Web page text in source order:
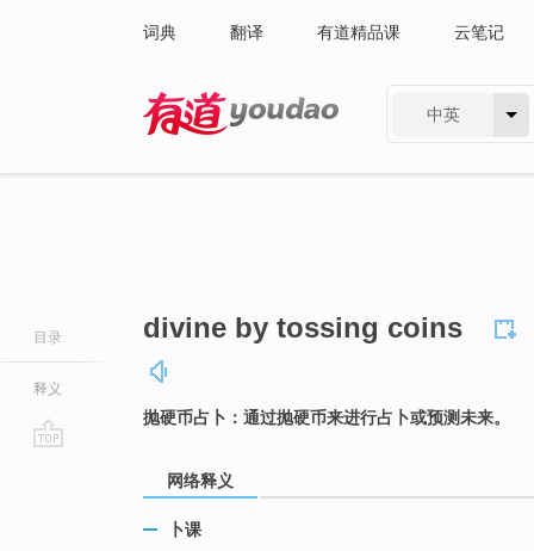
词典 翻译 有道精品课 云笔记
中英
目录
释义
divine by tossing coins
抛硬币占卜：通过抛硬币来进行占卜或预测未来。
网络释义
卜课